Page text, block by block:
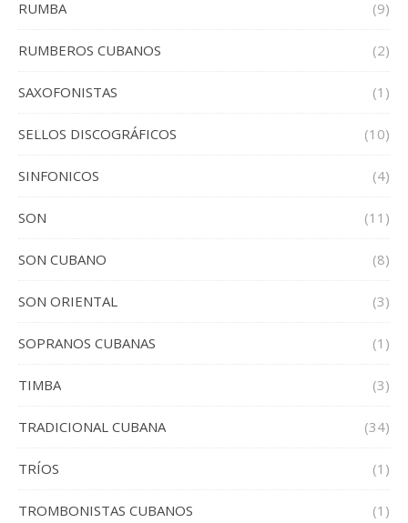
RUMBA (9)
RUMBEROS CUBANOS (2)
SAXOFONISTAS (1)
SELLOS DISCOGRÁFICOS (10)
SINFONICOS (4)
SON (11)
SON CUBANO (8)
SON ORIENTAL (3)
SOPRANOS CUBANAS (1)
TIMBA (3)
TRADICIONAL CUBANA (34)
TRÍOS (1)
TROMBONISTAS CUBANOS (1)